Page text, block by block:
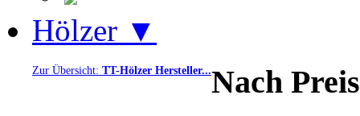
Hölzer ▼
Zur Übersicht: TT-Hölzer Hersteller...Nach Preis